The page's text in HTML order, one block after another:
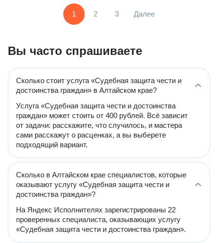
1 2 3 Далее
Вы часто спрашиваете
Сколько стоит услуга «Судебная защита чести и
достоинства граждан» в Алтайском крае?
Услуга «Судебная защита чести и достоинства
граждан» может стоить от 400 рублей. Всё зависит
от задачи: расскажите, что случилось, и мастера
сами расскажут о расценках, а вы выберете
подходящий вариант.
Сколько в Алтайском крае специалистов, которые
оказывают услугу «Судебная защита чести и
достоинства граждан»?
На Яндекс Исполнителях зарегистрированы 22
проверенных специалиста, оказывающих услугу
«Судебная защита чести и достоинства граждан».